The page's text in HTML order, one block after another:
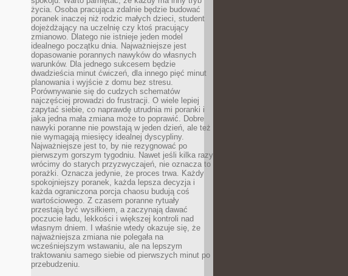
życia. Osoba pracująca zdalnie będzie budować
poranek inaczej niż rodzic małych dzieci, student
dojeżdżający na uczelnię czy ktoś pracujący
zmianowo. Dlatego nie istnieje jeden model
idealnego początku dnia. Najważniejsze jest
dopasowanie porannych nawyków do własnych
warunków. Dla jednego sukcesem będzie
dwadzieścia minut ćwiczeń, dla innego pięć minut
planowania i wyjście z domu bez stresu.
Porównywanie się do cudzych schematów
najczęściej prowadzi do frustracji. O wiele lepiej
zapytać siebie, co naprawdę utrudnia mi poranki i
jaka jedna mała zmiana może to poprawić. Dobre
nawyki poranne nie powstają w jeden dzień, ale też
nie wymagają miesięcy idealnej dyscypliny.
Najważniejsze jest to, by nie rezygnować po
pierwszym gorszym tygodniu. Nawet jeśli kilka razy
wrócimy do starych przyzwyczajeń, nie oznacza to
porażki. Oznacza jedynie, że proces trwa. Każdy
spokojniejszy poranek, każda lepsza decyzja i
każda ograniczona porcja chaosu budują coś
wartościowego. Z czasem poranne rytuały
przestają być wysiłkiem, a zaczynają dawać
poczucie ładu, lekkości i większej kontroli nad
własnym dniem. I właśnie wtedy okazuje się, że
najważniejsza zmiana nie polegała na
wcześniejszym wstawaniu, ale na lepszym
traktowaniu samego siebie od pierwszych minut po
przebudzeniu.